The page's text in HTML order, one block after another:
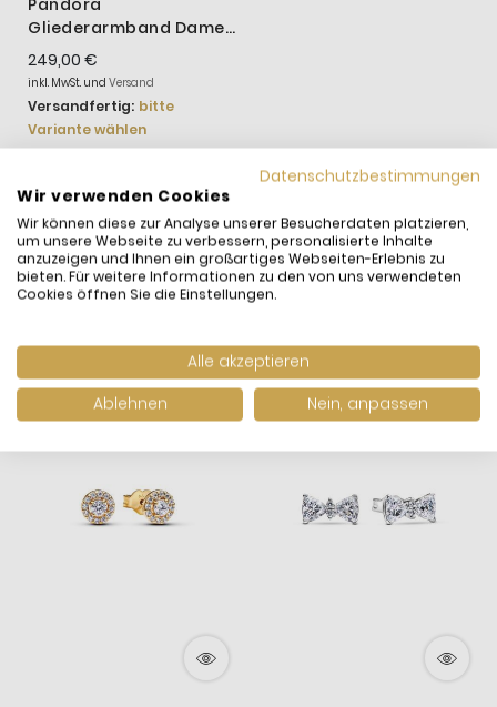
Gliederarmband Damen
Pavé Cuban Zirkonia
Vergoldet 563008C01
249,00 €
inkl. MwSt. und Versand
Versandfertig: bitte
Variante wählen
WIR HABEN ANDERE
PRODUKTE GEFUNDEN,
DIE IHNEN GEFALLEN
Datenschutzbestimmungen
Wir verwenden Cookies
Wir können diese zur Analyse unserer Besucherdaten platzieren,
um unsere Webseite zu verbessern, personalisierte Inhalte
anzuzeigen und Ihnen ein großartiges Webseiten-Erlebnis zu
bieten. Für weitere Informationen zu den von uns verwendeten
Cookies öffnen Sie die Einstellungen.
Alle akzeptieren
Ablehnen
Nein, anpassen